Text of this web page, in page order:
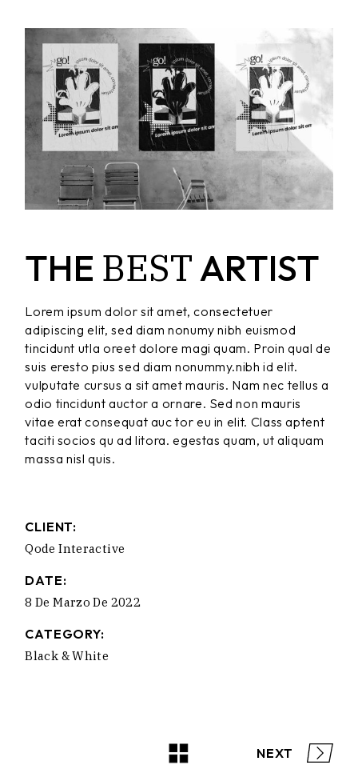
THE BESTARTIST
Lorem ipsum dolor sit amet, consectetuer
adipiscing elit, sed diam nonumy nibh euismod
tincidunt utla oreet dolore magi quam. Proin qual de
suis eresto pius sed diam nonummy.nibh id elit.
vulputate cursus a sit amet mauris. Nam nec tellus a
odio tincidunt auctor a ornare. Sed non mauris
vitae erat consequat auc tor eu in elit. Class aptent
taciti socios qu ad litora. egestas quam, ut aliquam
massa nisl quis.
CLIENT:
Qode Interactive
DATE:
8 De Marzo De 2022
CATEGORY:
Black & White
NEXT